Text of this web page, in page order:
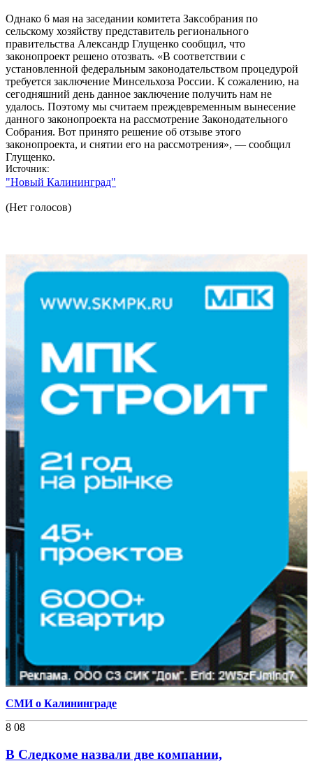
Однако 6 мая на заседании комитета Заксобрания по
сельскому хозяйству представитель регионального
правительства Александр Глущенко сообщил, что
законопроект решено отозвать. «В соответствии с
установленной федеральным законодательством процедурой
требуется заключение Минсельхоза России. К сожалению, на
сегодняшний день данное заключение получить нам не
удалось. Поэтому мы считаем преждевременным вынесение
данного законопроекта на рассмотрение Законодательного
Собрания. Вот принято решение об отзыве этого
законопроекта, и снятии его на рассмотрения», — сообщил
Глущенко.
Источник
"Новый Калининград"
(Нет голосов)
СМИ о Калининграде
8 08
В Следкоме назвали две компании,